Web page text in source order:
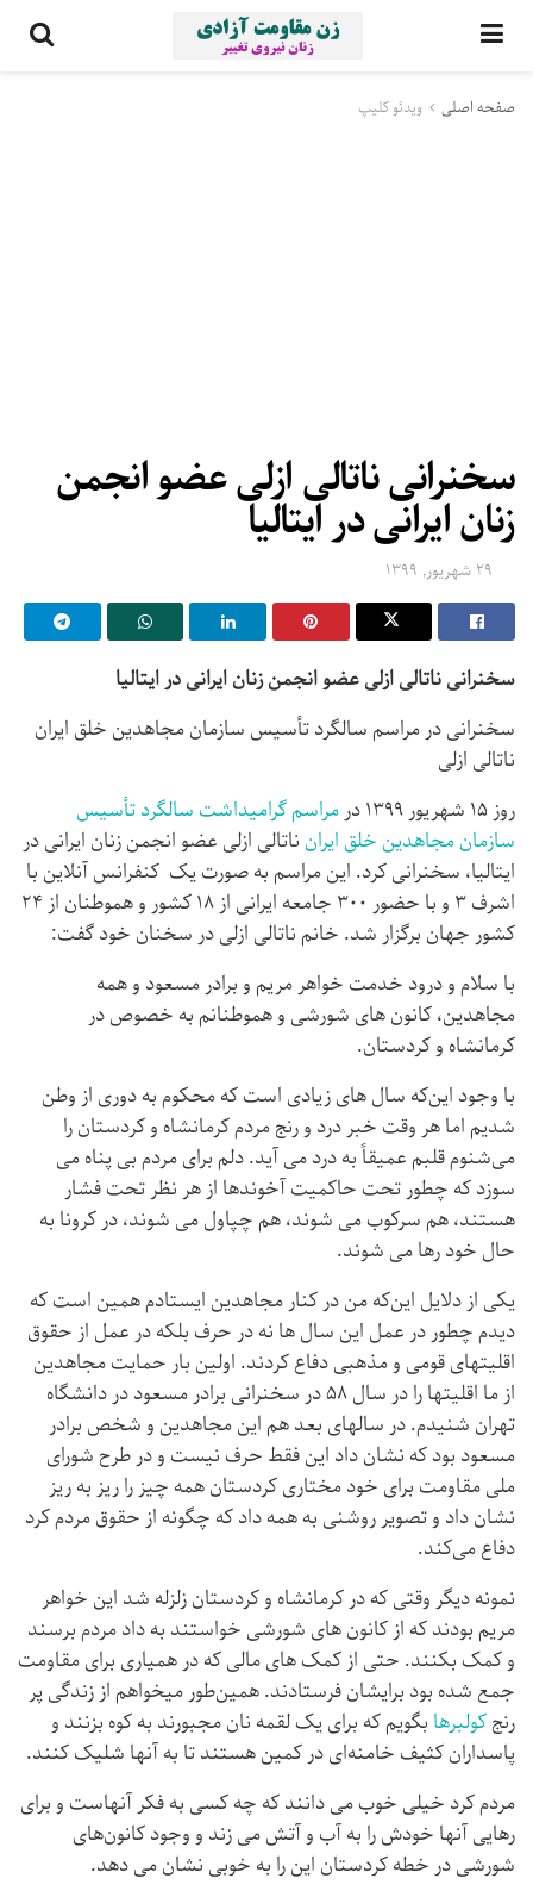
صفحه اصلی ویدئو کلیپ
سخنرانی ناتالی ازلی عضو انجمن
زنان ایرانی در ایتالیا
۲۹ شهریور, ۱۳۹۹
سخنرانی ناتالی ازلیعضو انجمن زنان ایرانی در ایتالیا
سخنرانی در مراسم سالگرد تأسیس سازمان مجاهدین خلق ایران
ناتالی ازلی
روز ۱۵ شهریور ۱۳۹۹ در
مراسم گرامیداشت سالگرد تأسیس
سازمان مجاهدین خلق ایران ناتالی ازلی عضو انجمن زنان ایرانی در
ایتالیا، سخنرانی کرد. این مراسم به صورت یک کنفرانس آنلاین با
اشرف ۳ و با حضور ۳۰۰ جامعه ایرانی از ۱۸ کشور و هموطنان از ۲۴
کشور جهان برگزار شد. خانم ناتالی ازلی در سخنان خود گفت:‌
با سلام و درود خدمت خواهر مریم و برادر مسعود و همه
مجاهدین، کانون ‌های شورشی و هموطنانم به‌ خصوص در
کرمانشاه و کردستان.
با وجود این‌که سال های زیادی است که محکوم به دوری از وطن
شدیم اما هر وقت خبر درد و رنج مردم کرمانشاه و کردستان را
می‌شنوم قلبم عمیقاً به درد می آید. دلم برای مردم بی‌ پناه می‌
سوزد که چطور تحت حاکمیت آخوندها از هر نظر تحت فشار
هستند، هم سرکوب می‌ شوند، هم چپاول می‌ شوند، در کرونا به‌
حال خود رها می ‌شوند.
یکی از دلایل این‌که من در کنار مجاهدین ایستادم همین است که
دیدم چطور در عمل این سال ها نه در حرف بلکه در عمل از حقوق
اقلیتهای قومی و مذهبی دفاع کردند. اولین بار حمایت مجاهدین
از ما اقلیتها را در سال ۵۸ در سخنرانی برادر مسعود در دانشگاه
تهران شنیدم. در سالهای بعد هم این مجاهدین و شخص برادر
مسعود بود که نشان داد این فقط حرف نیست و در طرح شورای
ملی مقاومت برای خود مختاری کردستان همه چیز را ریز به ریز
نشان داد و تصویر روشنی به همه داد که چگونه از حقوق مردم کرد
دفاع می‌کند.
نمونه دیگر وقتی که در کرمانشاه و کردستان زلزله شد این خواهر
مریم بودند که از کانون ‌های شورشی خواستند به داد مردم برسند
و کمک بکنند. حتی از کمک های مالی که در همیاری برای مقاومت
جمع شده بود برایشان فرستادند. همین‌طور میخواهم از زندگی پر
رنجکولبرها بگویم که برای یک لقمه نان مجبورند به کوه بزنند و
پاسداران کثیف خامنه‌ای در کمین هستند تا به آنها شلیک کنند.
مردم کرد خیلی خوب می دانند که چه کسی به فکر آنهاست و برای
رهایی آنها خودش را به آب و آتش می زند و وجود کانون‌های
شورشی در خطه کردستان این را به‌ خوبی نشان می دهد.